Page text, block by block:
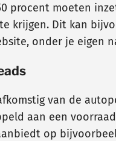
procent moeten
krijgen. Dit kan
onder je eigen
van de
aan een
op